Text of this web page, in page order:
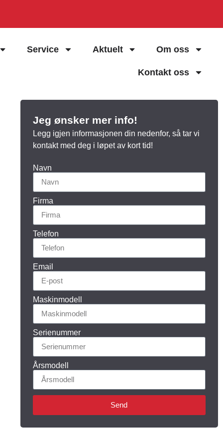
Service Aktuelt Om oss
Kontakt oss
Jeg ønsker mer info!
Legg igjen informasjonen din nedenfor, så tar vi
kontakt med deg i løpet av kort tid!
Navn
Firma
Telefon
Email
Maskinmodell
Serienummer
Årsmodell
Send